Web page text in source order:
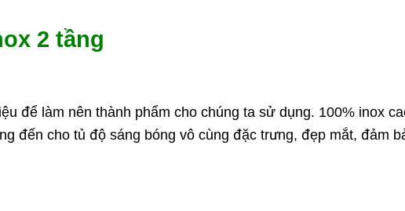
2 tầng
để làm nên thành phẩm cho chúng ta sử dụng. 100% inox
đến cho tủ độ sáng bóng vô cùng đặc trưng, đẹp mắt, đảm